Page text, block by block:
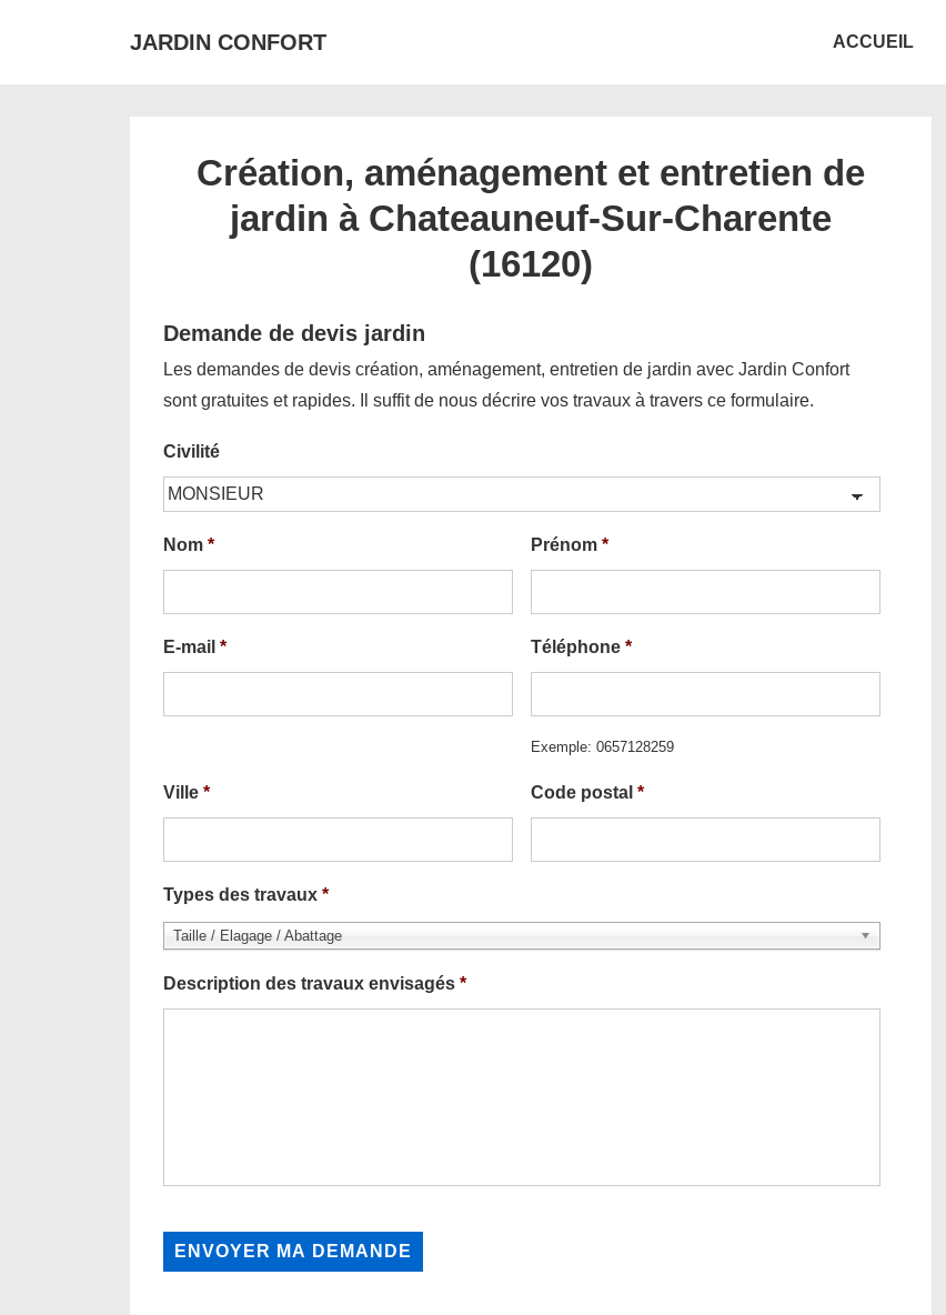
JARDIN CONFORT ACCUEIL
Création, aménagement et entretien de
jardin à Chateauneuf-Sur-Charente
(16120)
Demande de devis jardin
Les demandes de devis création, aménagement, entretien de jardin avec Jardin Confort
sont gratuites et rapides. Il suffit de nous décrire vos travaux à travers ce formulaire.
Civilité
Nom * Prénom *
E-mail * Téléphone *
Exemple: 0657128259
Ville * Code postal *
Types des travaux *
Taille / Elagage / Abattage
Description des travaux envisagés *